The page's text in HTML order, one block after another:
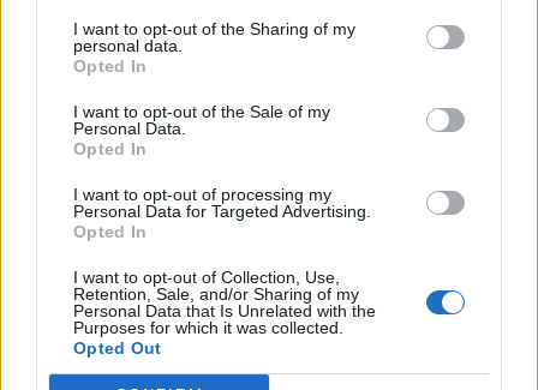
I want to opt-out of the Sharing of my
personal data.
Opted In
I want to opt-out of the Sale of my
Personal Data.
Opted In
I want to opt-out of processing my
Personal Data for Targeted Advertising.
Opted In
I want to opt-out of Collection, Use,
Retention, Sale, and/or Sharing of my
Personal Data that Is Unrelated with the
Purposes for which it was collected.
Opted Out
προσηλωμένο στη νεοφιλελεύθερη αντίληψη της
«πολυεπίπεδης διακυβέρνησης»